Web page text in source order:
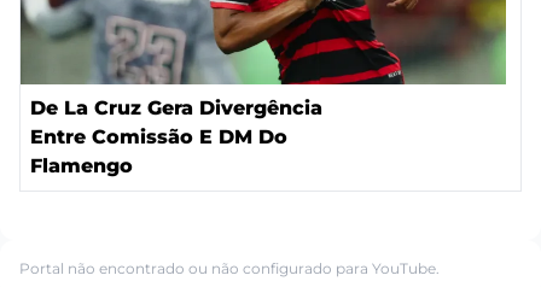
De La Cruz Gera Divergência
Entre Comissão E DM Do
Flamengo
Portal não encontrado ou não configurado para YouTube.